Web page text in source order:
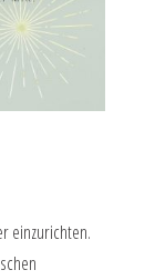
einzurichten.